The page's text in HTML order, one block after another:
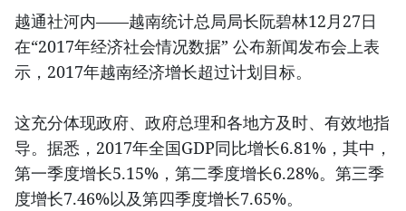
越通社河内——越南统计总局局长阮碧林12月27日
在“2017年经济社会情况数据” 公布新闻发布会上表
示，2017年越南经济增长超过计划目标。
这充分体现政府、政府总理和各地方及时、有效地指
导。据悉，2017年全国GDP同比增长6.81%，其中，
第一季度增长5.15%，第二季度增长6.28%。第三季
度增长7.46%以及第四季度增长7.65%。